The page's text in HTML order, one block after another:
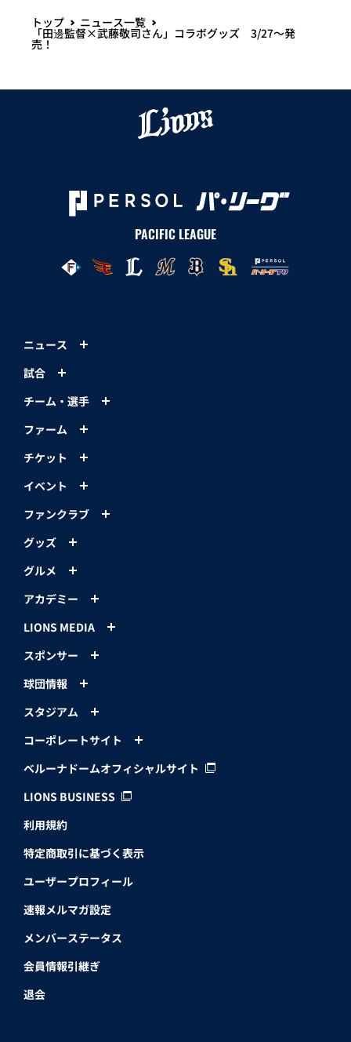
トップ ニュース一覧
「田邊監督×武藤敬司さん」コラボグッズ 3/27～発
売！
PACIFIC LEAGUE
ニュース
試合
チーム・選手
ファーム
チケット
イベント
ファンクラブ
グッズ
グルメ
アカデミー
LIONS MEDIA
スポンサー
球団情報
スタジアム
コーポレートサイト
ベルーナドームオフィシャルサイト
LIONS BUSINESS
利用規約
特定商取引に基づく表示
ユーザープロフィール
速報メルマガ設定
メンバーステータス
会員情報引継ぎ
退会